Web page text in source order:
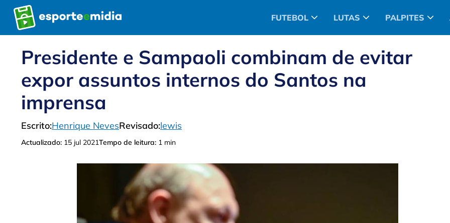
Pular
para
o
FUTEBOL LUTAS PALPITES
Presidente e Sampaoli combinam de evitar
expor assuntos internos do Santos na
imprensa
Escrito:Henrique NevesRevisado:lewis
Actualizado: 15 jul 2021Tempo de leitura: 1 min